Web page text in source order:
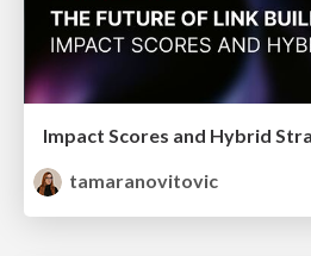
tamaranovitovic